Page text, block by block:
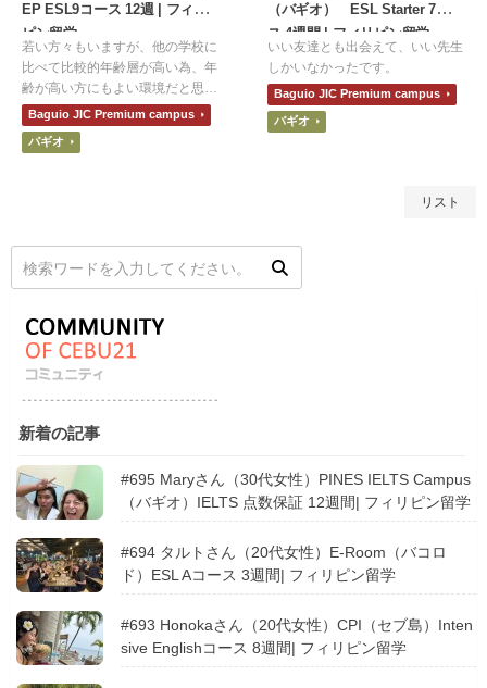
EP ESL9コース 12週 | フィリ
ピン留学
若い方々もいますが、他の学校に
比べて比較的年齢層が高い為、年
齢が高い方にもよい環境だと思い
ます。バギオは本当にお勧めで
す。
Baguio JIC Premium campus
バギオ
（バギオ） ESL Starter 7コー
ス 4週間 | フィリピン留学
いい友達とも出会えて、いい先生
しかいなかったです。
Baguio JIC Premium campus
バギオ
リスト
新着の記事
#695 Maryさん（30代女性）PINES IELTS Campus
（バギオ）IELTS 点数保証 12週間| フィリピン留学
#694 タルトさん（20代女性）E-Room（バコロ
ド）ESL Aコース 3週間| フィリピン留学
#693 Honokaさん（20代女性）CPI（セブ島）Inten
sive Englishコース 8週間| フィリピン留学